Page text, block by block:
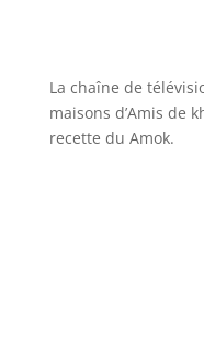
La chaîne de
maisons d’Amis de
recette du Amok.